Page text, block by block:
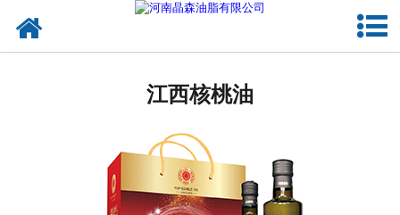
江西来料代工
江西核桃油